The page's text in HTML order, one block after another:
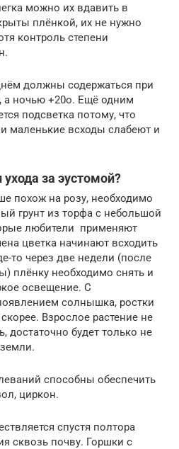
можно их вдавить в
плёнкой, их не нужно
контроль степени
должны содержаться при
а ночью +20о. Ещё одним
подсветка потому, что
маленькие всходы слабеют и
за эустомой?
похож на розу, необходимо
грунт из торфа с небольшой
любители применяют
цветка начинают всходить
то через две недели (после
плёнку необходимо снять и
освещение. С
солнышка, ростки
Взрослое растение не
достаточно будет только не
способны обеспечить
циркон.
спустя полтора
сквозь почву. Горшки с